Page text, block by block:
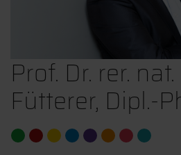
Prof. Dr. rer.
Fütterer, Dipl.-